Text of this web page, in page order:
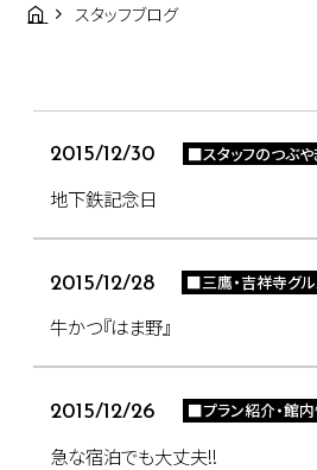
スタッフブログ
2015/12/30 ■スタッフのつぶ
地下鉄記念日
2015/12/28 ■三鷹・吉祥寺グ
牛かつ『はま野』
2015/12/26 ■プラン紹介・館
急な宿泊でも大丈夫!!